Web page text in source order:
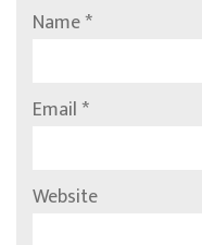
Name*
Email*
Website